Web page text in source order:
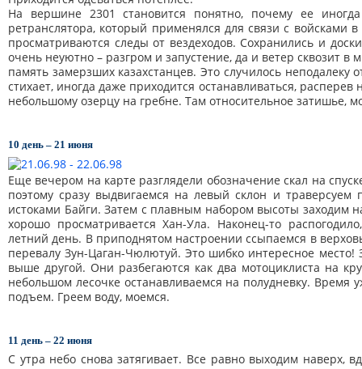
На вершине 2301 становится понятно, почему ее
ретранслятора, который применялся для связи с
просматриваются следы от вездеходов. Сохранились и
очень неуютно – разгром и запустение, да и ветер сквозит
память замерзших казахстанцев. Это случилось
стихает, иногда даже приходится останавливаться,
небольшому озерцу на гребне. Там относительное затишье,
10 день – 21 июня
Еще вечером на карте разглядели обозначение скал на
поэтому сразу выдвигаемся на левый склон и
истоками Байги. Затем с плавным набором высоты заходим
хорошо просматривается Хан-Ула. Наконец-то
летний день. В приподнятом настроении ссыпаемся в
перевалу Зун-Цаган-Чюлютуй. Это шибко интересное место!
выше другой. Они разбегаются как два мотоциклиста на
небольшом лесочке останавливаемся на полудневку.
подъем. Греем воду, моемся.
11 день – 22 июня
С утра небо снова затягивает. Все равно выходим